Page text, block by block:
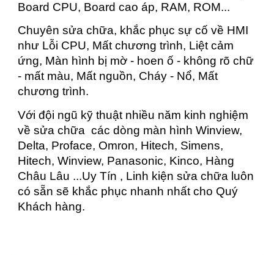
Board CPU, Board cao áp, RAM, ROM...
Chuyên sửa chữa, khắc phục sự cố về HMI
như Lỗi CPU, Mất chương trình, Liệt cảm
ứng, Màn hình bị mờ - hoen ố - không rõ chữ
- mất màu, Mất nguồn, Cháy - Nổ, Mất
chương trình.
Với đội ngũ kỹ thuật nhiều năm kinh nghiệm
về sửa chữa các dòng màn hình Winview,
Delta, Proface, Omron, Hitech, Simens,
Hitech, Winview, Panasonic, Kinco, Hàng
Châu Lâu ...Uy Tín , Linh kiện sửa chữa luôn
có sẵn sẽ khắc phục nhanh nhất cho Quý
Khách hàng.